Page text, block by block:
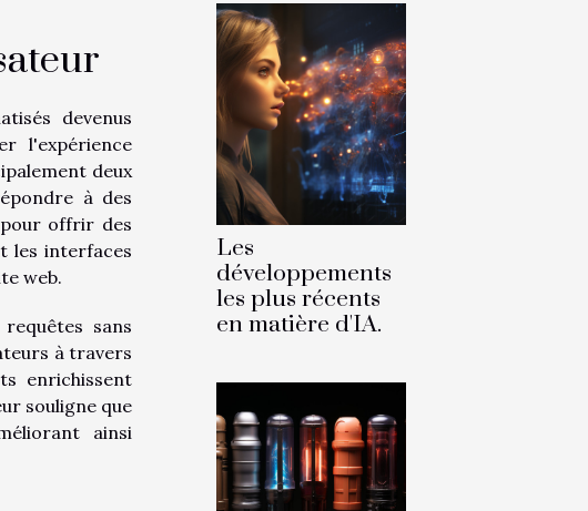
devenus
l'expérience
deux
à des
offrir des
les interfaces
web.
sans
à travers
enrichissent
souligne que
ainsi
Les
développements
les plus récents
en matière d'IA.